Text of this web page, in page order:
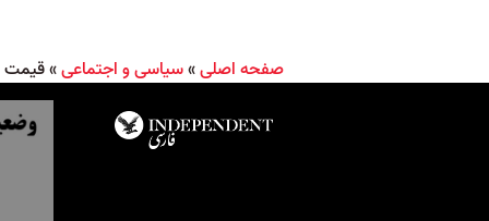
صفحه اصلی»سیاسی و اجتماعی»قیمت